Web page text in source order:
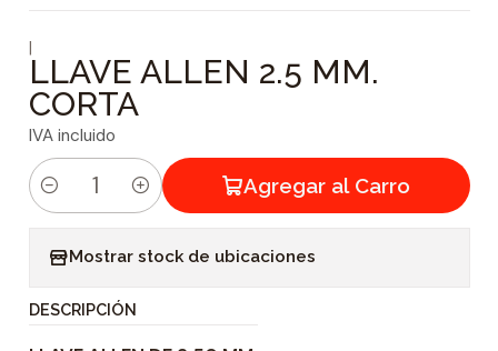
|
LLAVE ALLEN 2.5 MM.
CORTA
IVA incluido
C
i
Agregar al Carro
Mostrar stock de ubicaciones
DESCRIPCIÓN